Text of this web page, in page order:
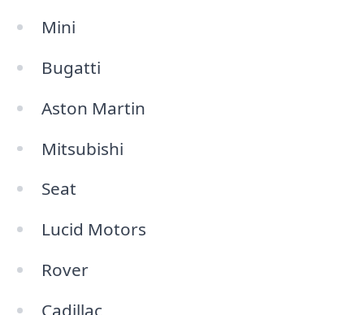
Mini
Bugatti
Aston Martin
Mitsubishi
Seat
Lucid Motors
Rover
Cadillac